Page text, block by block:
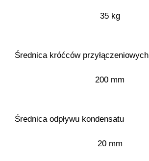
35 kg
Średnica króćców przyłączeniowych
200 mm
Średnica odpływu kondensatu
20 mm